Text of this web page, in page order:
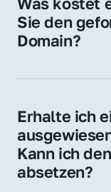
Adressen
Sie den
Domain?
Domain liegt
Erhalte ich
Kann ich
absetzen?